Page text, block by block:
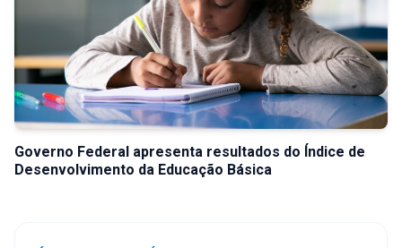
Governo Federal apresenta resultados do Índice de
Desenvolvimento da Educação Básica